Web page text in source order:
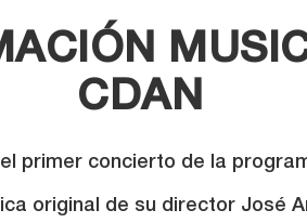
CDAN
primer concierto de la
original de su director José